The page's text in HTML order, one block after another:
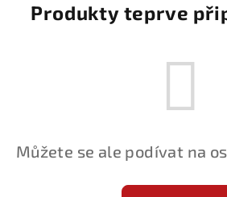
Produkty teprve
Můžete se ale podívat na